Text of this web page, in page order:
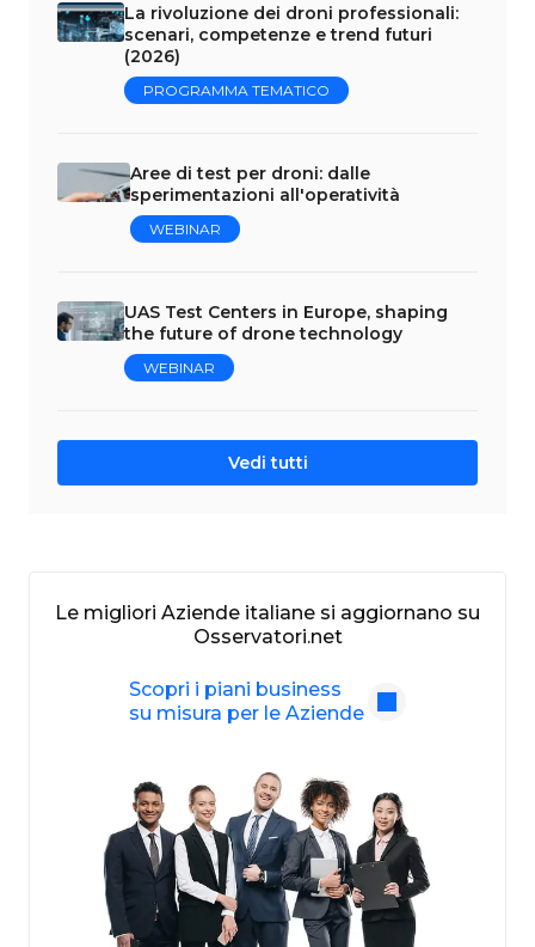
La rivoluzione dei droni professionali:
scenari, competenze e trend futuri
(2026)
PROGRAMMA TEMATICO
Aree di test per droni: dalle
sperimentazioni all'operatività
WEBINAR
UAS Test Centers in Europe, shaping
the future of drone technology
WEBINAR
Vedi tutti
Le migliori Aziende italiane si aggiornano su
Osservatori.net
Scopri i piani business
su misura per le Aziende